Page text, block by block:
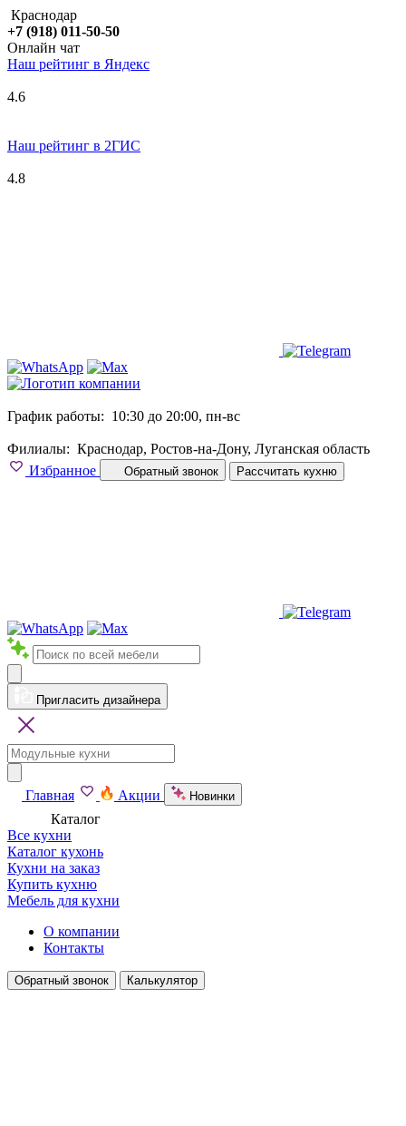
Краснодар
+7 (918) 011-50-50
Онлайн чат
Наш рейтинг в Яндекс
4.6
Наш рейтинг в 2ГИС
4.8
График работы: 10:30 до 20:00, пн-вс
Филиалы: Краснодар, Ростов-на-Дону, Луганская область
Избранное
Обратный звонок Рассчитать кухню
Пригласить дизайнера
Главная Акции Новинки
Каталог
Все кухни
Каталог кухонь
Кухни на заказ
Купить кухню
Мебель для кухни
О компании
Контакты
Обратный звонок Калькулятор